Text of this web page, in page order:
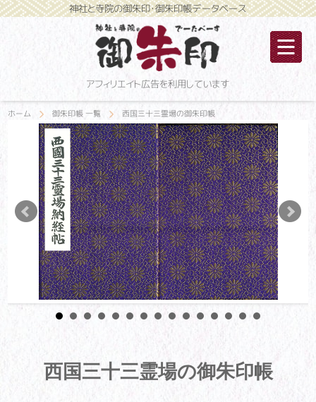
神社と寺院の御朱印・御朱印帳データベース
アフィリエイト広告を利用しています
ホーム 御朱印帳 一覧 西国三十三霊場の御朱印帳
西国三十三霊場の御朱印帳